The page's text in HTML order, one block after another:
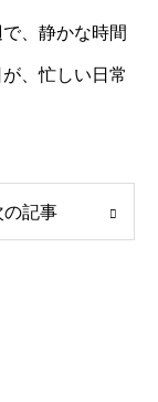
、静かな時間
、忙しい日常
の記事